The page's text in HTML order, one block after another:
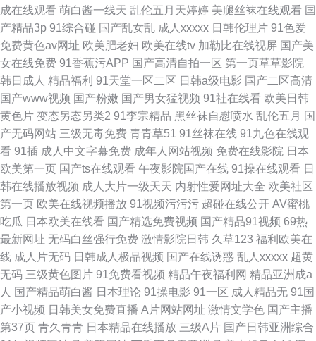
成在线观看 萌白酱一线天 乱伦五月天婷婷 美腿丝袜在线观看 国
产精品3p 91综合碰 国产乱女乱 成人xxxxx 日韩伦理片 91色爱
免费黄色av网址 欧美肥老妇 欧美在线tv 加勒比在线视屏 国产美
女在线免费 91香蕉污APP 国产高清自拍一区 第一页草草影院
韩日成人 精品福利 91天堂一区二区 日韩a级电影 国产二区高清
国产www视频 国产粉嫩 国产男女猛视频 91社在线看 欧美日韩
黄色片 变态另态另类2 91李宗精品 黑丝袜自慰喷水 乱伦五月 国
产无码网站 三级无毒免费 青青草51 91丝袜在线 91九色在线观
看 91插 成人中文字幕免费 成年人网站视频 免费在线影院 日本
欧美第一页 国产ts在线观看 午夜影院国产在线 91操在线观看 日
韩在线播放视频 成人大片一级天天 内射性爱网址大全 欧美社区
第一页 欧美在线视频播放 91视频污污污 超碰在线公开 AV蜜桃
吃瓜 日本欧美在线看 国产精选免费视频 国产精品91视频 69热
最新网址 无码白丝强行免费 激情影院日韩 久草123 福利欧美在
线 成人片无码 日韩成人极品视频 国产在线诱惑 乱人xxxxx 超黄
无码 三级黄色图片 91免费看视频 精品午夜福利网 精品亚洲成a
人 国产精品萌白酱 日本理论 91操电影 91一区 成人精品无 91国
产小视频 日韩美女免费直播 A片网站网址 激情文学色 国产主播
第37页 青久青青 日本精品在线播放 三级A片 国产日韩亚洲综合